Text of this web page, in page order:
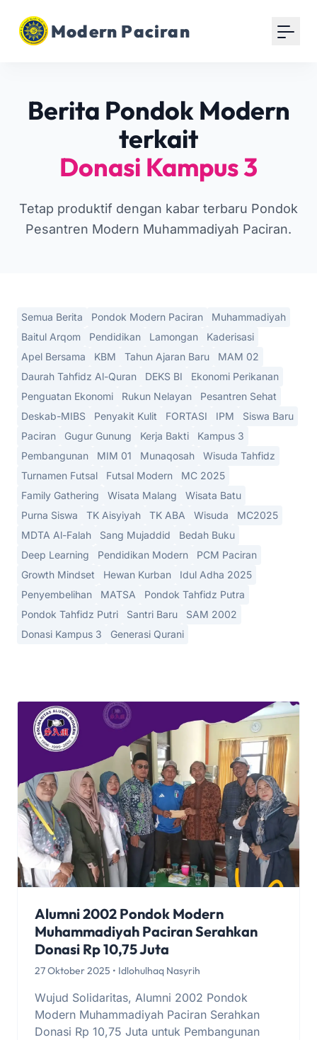
Modern Paciran
Berita Pondok Modern
terkait
Donasi Kampus 3
Tetap produktif dengan kabar terbaru Pondok
Pesantren Modern Muhammadiyah Paciran.
Semua Berita Pondok Modern Paciran
Muhammadiyah
Baitul Arqom
Pendidikan Lamongan
Kaderisasi
Apel Bersama
KBM Tahun Ajaran Baru
MAM 02
Daurah Tahfidz Al-Quran
DEKS BI
Ekonomi Perikanan
Penguatan Ekonomi
Rukun Nelayan
Pesantren Sehat
Deskab-MIBS
Penyakit Kulit FORTASI IPM
Siswa Baru
Paciran
Gugur Gunung Kerja Bakti
Kampus 3
Pembangunan
MIM 01 Munaqosah
Wisuda Tahfidz
Turnamen Futsal
Futsal Modern
MC 2025
Family Gathering
Wisata Malang
Wisata Batu
Purna Siswa
TK Aisyiyah TK ABA Wisuda
MC2025
MDTA Al-Falah
Sang Mujaddid
Bedah Buku
Deep Learning
Pendidikan Modern
PCM Paciran
Growth Mindset
Hewan Kurban
Idul Adha 2025
Penyembelihan
MATSA
Pondok Tahfidz Putra
Pondok Tahfidz Putri
Santri Baru
SAM 2002
Donasi Kampus 3
Generasi Qurani
Alumni 2002 Pondok Modern
Muhammadiyah Paciran Serahkan
Donasi Rp 10,75 Juta
27 Oktober 2025 • Idlohulhaq Nasyrih
Wujud Solidaritas, Alumni 2002 Pondok
Modern Muhammadiyah Paciran Serahkan
Donasi Rp 10,75 Juta untuk Pembangunan